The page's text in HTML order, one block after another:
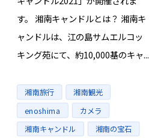
す。 湘南キャンドルとは？ 湘南キ
ャンドルは、江の島サムエルコッ
キング苑にて、約10,000基のキャ...
Tags
湘南旅行 湘南観光
enoshima
カメラ
湘南キャンドル
湘南の宝石